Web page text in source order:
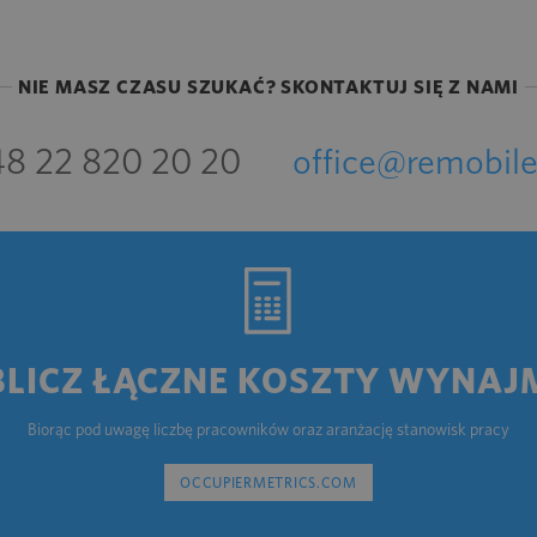
NIE MASZ CZASU SZUKAĆ? SKONTAKTUJ SIĘ Z NAMI
22 820 20 20
ŁĄCZNE KOSZTY
Biorąc pod uwagę liczbę pracowników oraz aranżację stanowisk pracy
OCCUPIERMETRICS.COM